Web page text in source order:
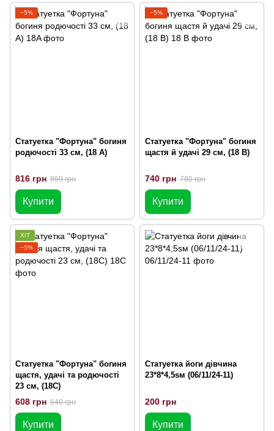
−5%
Статуетка "Фортуна" богиня
родючості 33 см, (18 A)
816 грн 860 грн
Купити
−5%
Статуетка "Фортуна" богиня
щастя й удачі 29 см, (18 В)
740 грн 780 грн
Купити
ХІТ
−5%
Статуетка "Фортуна" богиня
щастя, удачі та родючості
23 см, (18С)
608 грн 640 грн
Купити
Статуетка йоги дівчина
23*8*4,5sм (06/11/24-11)
200 грн
Купити